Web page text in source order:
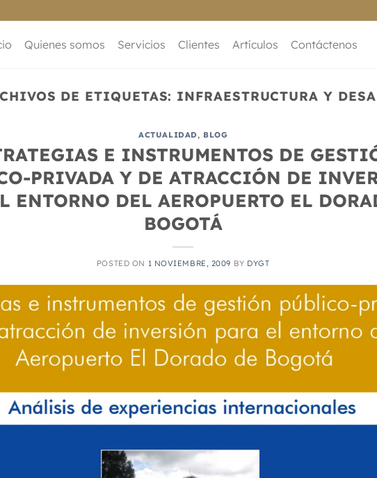
Quienes somos Servicios Clientes Artículos Contáctenos
DE ETIQUETAS: INFRAESTRUCTURA Y
ACTUALIDAD, BLOG
E INSTRUMENTOS DE
PRIVADA Y DE ATRACCIÓN DE
ENTORNO DEL AEROPUERTO EL
BOGOTÁ
POSTED ON 1 NOVIEMBRE, 2009 BY DYGT